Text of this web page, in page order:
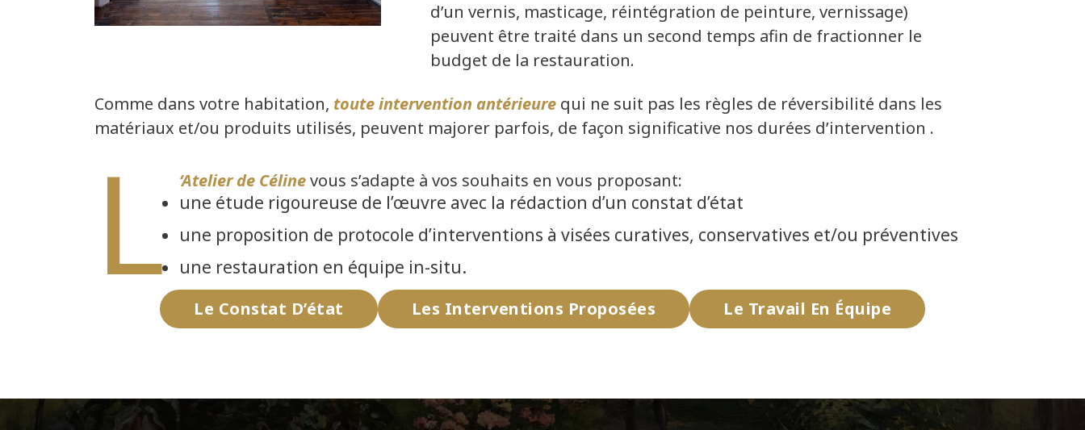
d’un vernis, masticage, réintégration de peinture, vernissage)
peuvent être traité dans un second temps afin de fractionner le
budget de la restauration.
Comme dans votre habitation, toute intervention antérieure qui ne suit pas les règles de réversibilité dans les
matériaux et/ou produits utilisés, peuvent majorer parfois, de façon significative nos durées d’intervention .
l ‘Atelier de Célinevous s’adapte à vos souhaits en vous proposant:
une étude rigoureuse de l’œuvre avec la rédaction d’un constat d’état
une proposition de protocole d’interventions à visées curatives, conservatives et/ou préventives
une restauration en équipe in-situ.
Le Constat D’état Les Interventions Proposées Le Travail En Équipe